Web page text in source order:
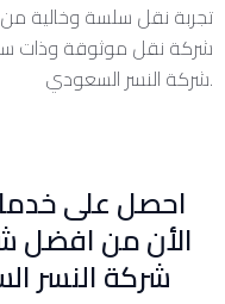
تجربة نقل سلسة وخالية من
شركة نقل موثوقة وذات
شركة النسر السعودي.
احصل على
الأن من
شركة النسر